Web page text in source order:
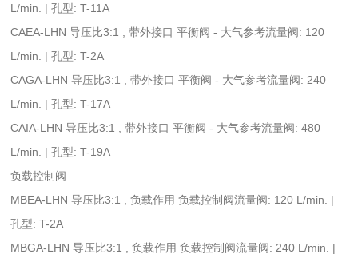
L/min. | 孔型: T-11A
CAEA-LHN 导压比3:1 , 带外接口 平衡阀 - 大气参考流量阀: 120
L/min. | 孔型: T-2A
CAGA-LHN 导压比3:1 , 带外接口 平衡阀 - 大气参考流量阀: 240
L/min. | 孔型: T-17A
CAIA-LHN 导压比3:1 , 带外接口 平衡阀 - 大气参考流量阀: 480
L/min. | 孔型: T-19A
负载控制阀
MBEA-LHN 导压比3:1 , 负载作用 负载控制阀流量阀: 120 L/min. |
孔型: T-2A
MBGA-LHN 导压比3:1 , 负载作用 负载控制阀流量阀: 240 L/min. |